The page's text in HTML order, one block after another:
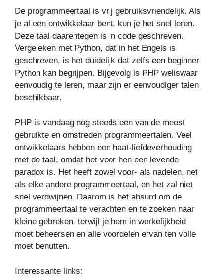
De programmeertaal is vrij gebruiksvriendelijk. Als
je al een ontwikkelaar bent, kun je het snel leren.
Deze taal daarentegen is in code geschreven.
Vergeleken met Python, dat in het Engels is
geschreven, is het duidelijk dat zelfs een beginner
Python kan begrijpen. Bijgevolg is PHP weliswaar
eenvoudig te leren, maar zijn er eenvoudiger talen
beschikbaar.
PHP is vandaag nog steeds een van de meest
gebruikte en omstreden programmeertalen. Veel
ontwikkelaars hebben een haat-liefdeverhouding
met de taal, omdat het voor hen een levende
paradox is. Het heeft zowel voor- als nadelen, net
als elke andere programmeertaal, en het zal niet
snel verdwijnen. Daarom is het absurd om de
programmeertaal te verachten en te zoeken naar
kleine gebreken, terwijl je hem in werkelijkheid
moet beheersen en alle voordelen ervan ten volle
moet benutten.
Interessante links: